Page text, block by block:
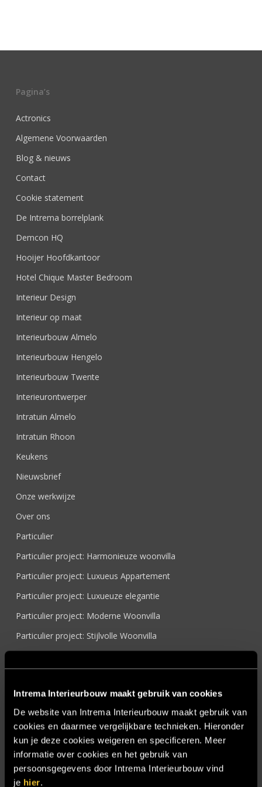
Intrema Interieurbouw maakt gebruik van cookies
De website van Intrema Interieurbouw maakt gebruik van
cookies en daarmee vergelijkbare technieken. Hieronder
kun je deze cookies weigeren en specificeren. Meer
informatie over cookies en het gebruik van
persoonsgegevens door Intrema Interieurbouw vind
je hier.
Pagina’s
Actronics
Algemene Voorwaarden
Blog & nieuws
Contact
Cookie statement
De Intrema borrelplank
Demcon HQ
Hooijer Hoofdkantoor
Hotel Chique Master Bedroom
Interieur Design
Interieur op maat
Interieurbouw Almelo
Interieurbouw Hengelo
Interieurbouw Twente
Interieurontwerper
Intratuin Almelo
Intratuin Rhoon
Keukens
Nieuwsbrief
Onze werkwijze
Over ons
Particulier
Particulier project: Harmonieuze woonvilla
Particulier project: Luxueus Appartement
Particulier project: Luxueuze elegantie
Particulier project: Moderne Woonvilla
Particulier project: Stijlvolle Woonvilla
Referenties
Samenwerken
Sensire
Showroom
SIDN